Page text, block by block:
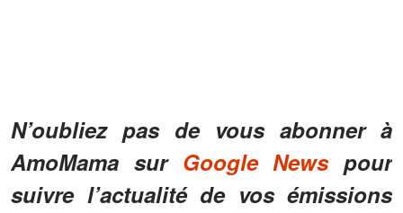
N’oubliez pas de vous abonner à
AmoMama sur Google Newspour
suivre l’actualité de vos émissions